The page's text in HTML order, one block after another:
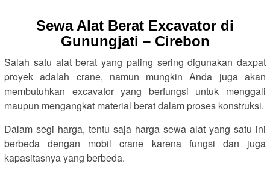
Sewa Alat Berat Excavator di
Gunungjati – Cirebon
Salah satu alat berat yang paling sering digunakan daxpat
proyek adalah crane, namun mungkin Anda juga akan
membutuhkan excavator yang berfungsi untuk menggali
maupun mengangkat material berat dalam proses konstruksi.
Dalam segi harga, tentu saja harga sewa alat yang satu ini
berbeda dengan mobil crane karena fungsi dan juga
kapasitasnya yang berbeda.